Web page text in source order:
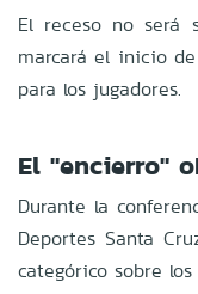
El receso no será
marcará el inicio
para los jugadores.
El "encierro"
Durante la
Deportes Santa
categórico sobre